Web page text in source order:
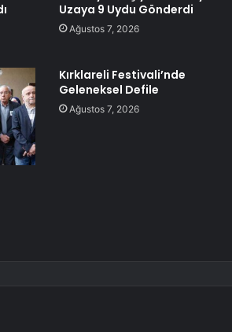
Uzaya 9 Uydu Gönderdi
Ağustos 7, 2026
Kırklareli Festivali’nde
Geleneksel Defile
Ağustos 7, 2026